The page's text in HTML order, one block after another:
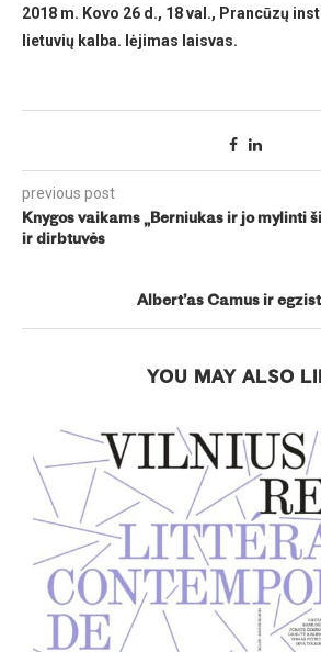
2018 m. Kovo 26 d., 18 val., Prancūzų
lietuvių kalba. Iėjimas laisvas.
previous post
Knygos vaikams „Berniukas ir jo mylinti
ir dirbtuvės
Albert’as Camus ir
YOU MAY ALSO